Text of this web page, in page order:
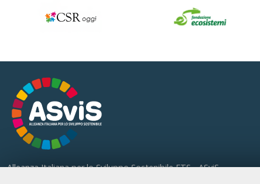
Alleanza Italiana per lo Sviluppo Sostenibile ETS - ASviS